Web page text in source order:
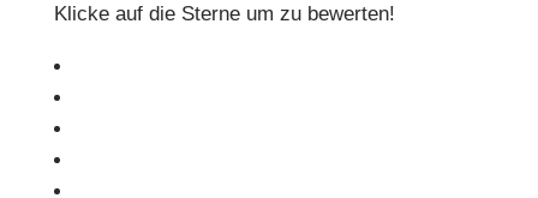
Klicke auf die Sterne um zu bewerten!